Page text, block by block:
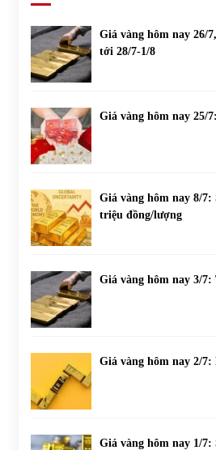
Giá vàng hôm nay 26/
tới 28/7-1/8
Giá vàng hôm nay 25/
Giá vàng hôm nay 8/7:
triệu đồng/lượng
Giá vàng hôm nay 3/7:
Giá vàng hôm nay 2/7:
Giá vàng hôm nay 1/7: